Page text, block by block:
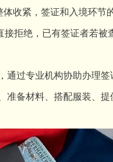
收紧，签证和入境环节
拒绝，已有签证者若被
通过专业机构协助办理
准备材料、搭配服装、